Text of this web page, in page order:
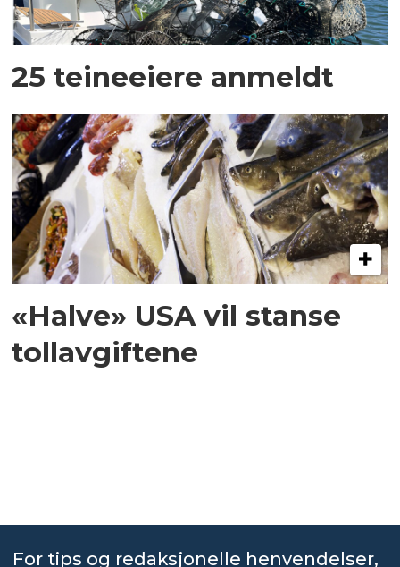
25 teineeiere anmeldt
«Halve» USA vil stanse
tollavgiftene
For tips og redaksjonelle henvendelser,